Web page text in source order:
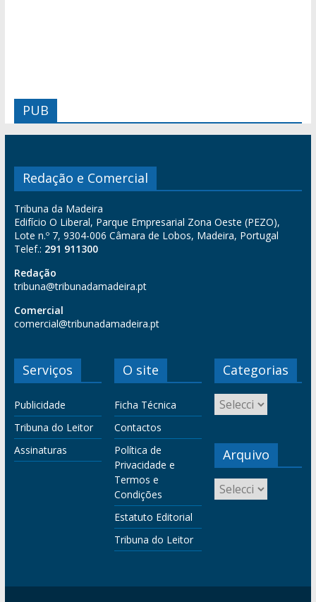
PUB
Redação e Comercial
Tribuna da Madeira
Edifício O Liberal, Parque Empresarial Zona Oeste (PEZO),
Lote n.º 7, 9304-006 Câmara de Lobos, Madeira, Portugal
Telef.: 291 911300
Redação
tribuna@tribunadamadeira.pt
Comercial
comercial@tribunadamadeira.pt
Serviços
Publicidade
Tribuna do Leitor
Assinaturas
O site
Ficha Técnica
Contactos
Política de
Privacidade e
Termos e
Condições
Estatuto Editorial
Tribuna do Leitor
Categorias
Arquivo